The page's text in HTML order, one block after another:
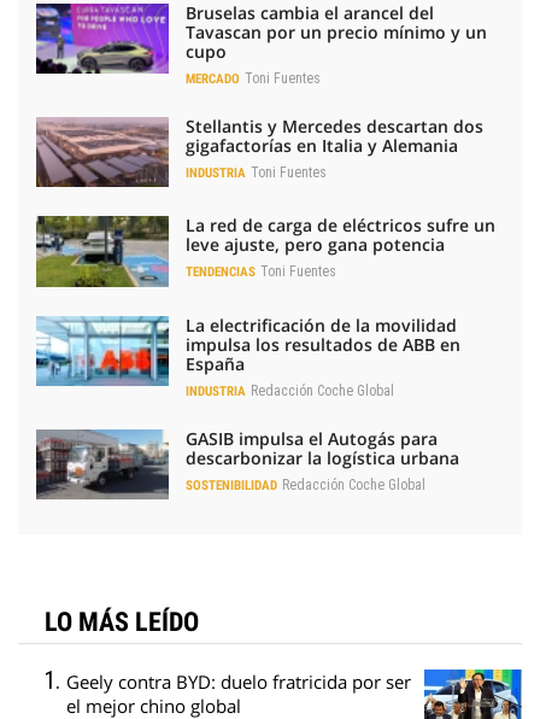
Bruselas cambia el arancel del
Tavascan por un precio mínimo y un
cupo
MERCADO Toni Fuentes
Stellantis y Mercedes descartan dos
gigafactorías en Italia y Alemania
INDUSTRIA Toni Fuentes
La red de carga de eléctricos sufre un
leve ajuste, pero gana potencia
TENDENCIAS Toni Fuentes
La electrificación de la movilidad
impulsa los resultados de ABB en
España
INDUSTRIA Redacción Coche Global
GASIB impulsa el Autogás para
descarbonizar la logística urbana
SOSTENIBILIDAD Redacción Coche Global
LO MÁS LEÍDO
Geely contra BYD: duelo fratricida por ser
el mejor chino global